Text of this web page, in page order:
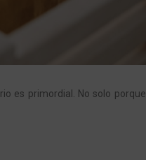
es primordial. No solo porque